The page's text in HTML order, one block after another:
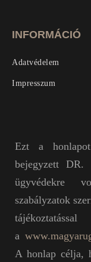
INFORMÁCIÓ
Adatvédelem
Impresszum
Ezt a
bejegyzett
ügyvédekre
szabályzatok
a
A honlap célja,